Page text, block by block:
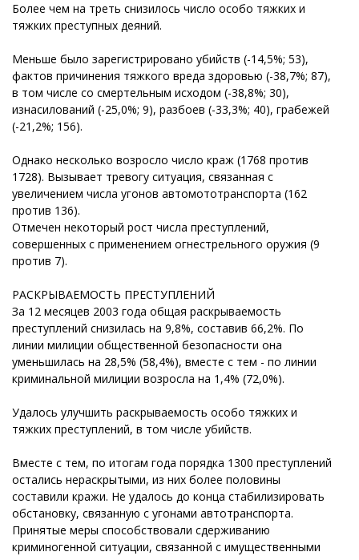
Более чем на треть снизилось число особо тяжких и
тяжких преступных деяний.
Меньше было зарегистрировано убийств (-14,5%; 53),
фактов причинения тяжкого вреда здоровью (-38,7%; 87),
в том числе со смертельным исходом (-38,8%; 30),
изнасилований (-25,0%; 9), разбоев (-33,3%; 40), грабежей
(-21,2%; 156).
Однако несколько возросло число краж (1768 против
1728). Вызывает тревогу ситуация, связанная с
увеличением числа угонов автомототранспорта (162
против 136).
Отмечен некоторый рост числа преступлений,
совершенных с применением огнестрельного оружия (9
против 7).
РАСКРЫВАЕМОСТЬ ПРЕСТУПЛЕНИЙ
За 12 месяцев 2003 года общая раскрываемость
преступлений снизилась на 9,8%, составив 66,2%. По
линии милиции общественной безопасности она
уменьшилась на 28,5% (58,4%), вместе с тем - по линии
криминальной милиции возросла на 1,4% (72,0%).
Удалось улучшить раскрываемость особо тяжких и
тяжких преступлений, в том числе убийств.
Вместе с тем, по итогам года порядка 1300 преступлений
остались нераскрытыми, из них более половины
составили кражи. Не удалось до конца стабилизировать
обстановку, связанную с угонами автотранспорта.
Принятые меры способствовали сдерживанию
криминогенной ситуации, связанной с имущественными